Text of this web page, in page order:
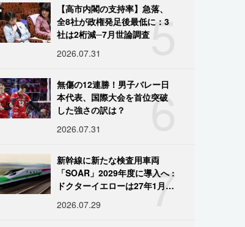
5
【高市内閣の支持率】急落、
全8社が政権発足後最低に：3
社は2桁減─7月世論調査
2026.07.31
6
無傷の12連勝！男子バレー日
本代表、国際大会を首位突破
した強さの訳は？
2026.07.31
7
新幹線に新たな検査用車両
「SOAR」2029年度に導入へ :
ドクターイエローは27年1月に
2026.07.29